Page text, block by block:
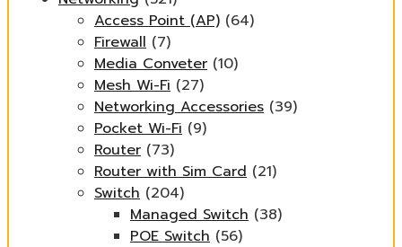
Access Point (AP) (64)
Firewall (7)
Media Conveter (10)
Mesh Wi-Fi (27)
Networking Accessories (39)
Pocket Wi-Fi (9)
Router (73)
Router with Sim Card (21)
Switch (204)
Managed Switch (38)
POE Switch (56)